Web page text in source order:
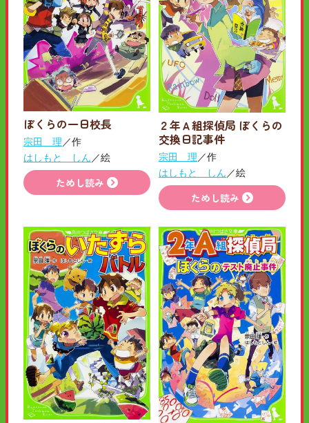
ぼくらの一日校長
宗田 理 ／作
はしもと しん ／絵
ためし読み
２年Ａ組探偵局 ぼくらの
交換日記事件
宗田 理 ／作
はしもと しん ／絵
ためし読み